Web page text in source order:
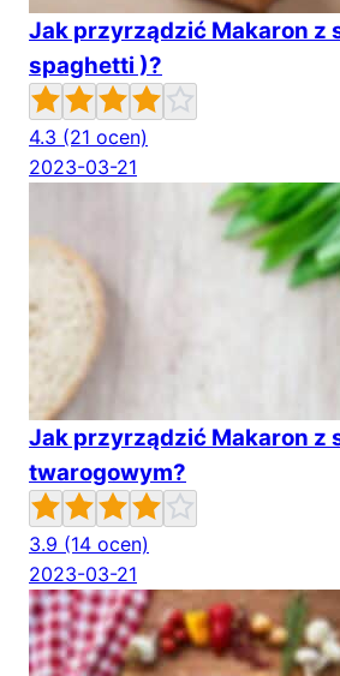
Jak przyrządzić Makaron z
spaghetti )?
4.3 (21 ocen)
2023-03-21
Jak przyrządzić Makaron z
twarogowym?
3.9 (14 ocen)
2023-03-21